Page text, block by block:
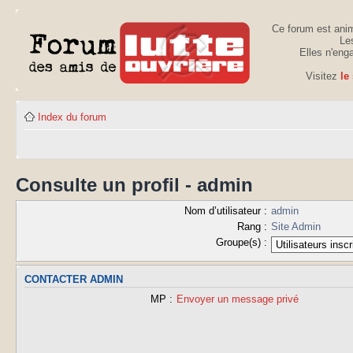
Ce forum est
Elles
Visitez
Index du forum
Consulte un profil - admin
Nom d’utilisateur : admin
Rang : Site Admin
Groupe(s) :
CONTACTER ADMIN
MP : Envoyer un message privé